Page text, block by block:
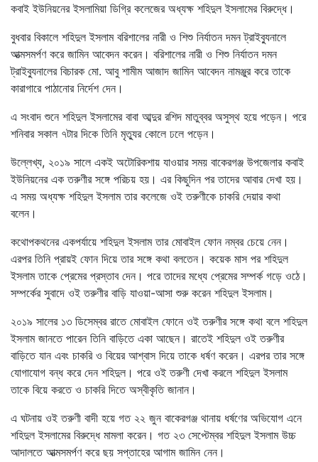
কবাই ইউনিয়নের ইসলামিয়া ডিগ্রি কলেজের অধ্যক্ষ শহিদুল ইসলামের বিরুদ্ধে।
বুধবার বিকালে শহিদুল ইসলাম বরিশালের নারী ও শিশু নির্যাতন দমন ট্রাইব্যুনালে
আত্মসমর্পণ করে জামিন আবেদন করেন। বরিশালের নারী ও শিশু নির্যাতন দমন
ট্রাইব্যুনালের বিচারক মো. আবু শামীম আজাদ জামিন আবেদন নামঞ্জুর করে তাকে
কারাগারে পাঠানোর নির্দেশ দেন।
এ সংবাদ শুনে শহিদুল ইসলামের বাবা আব্দুর রশিদ মাতুব্বর অসুস্থ হয়ে পড়েন। পরে
শনিবার সকাল ৭টার দিকে তিনি মৃত্যুর কোলে ঢলে পড়েন।
উল্লেখ্য, ২০১৯ সালে একই অটোরিকশায় যাওয়ার সময় বাকেরগঞ্জ উপজেলার কবাই
ইউনিয়নের এক তরুণীর সঙ্গে পরিচয় হয়। এর কিছুদিন পর তাদের আবার দেখা হয়।
এ সময় অধ্যক্ষ শহিদুল ইসলাম তার কলেজে ওই তরুণীকে চাকরি দেয়ার কথা
বলেন।
কথোপকথনের একপর্যায়ে শহিদুল ইসলাম তার মোবাইল ফোন নম্বর চেয়ে নেন।
এরপর তিনি প্রায়ই ফোন দিয়ে তার সঙ্গে কথা বলতেন। কয়েক মাস পর শহিদুল
ইসলাম তাকে প্রেমের প্রস্তাব দেন। পরে তাদের মধ্যে প্রেমের সম্পর্ক গড়ে ওঠে।
সম্পর্কের সুবাদে ওই তরুণীর বাড়ি যাওয়া-আসা শুরু করেন শহিদুল ইসলাম।
২০১৯ সালের ১৩ ডিসেম্বর রাতে মোবাইল ফোনে ওই তরুণীর সঙ্গে কথা বলে শহিদুল
ইসলাম জানতে পারেন তিনি বাড়িতে একা আছেন। রাতেই শহিদুল ওই তরুণীর
বাড়িতে যান এবং চাকরি ও বিয়ের আশ্বাস দিয়ে তাকে ধর্ষণ করেন। এরপর তার সঙ্গে
যোগাযোগ বন্ধ করে দেন শহিদুল। পরে ওই তরুণী দেখা করলে শহিদুল ইসলাম
তাকে বিয়ে করতে ও চাকরি দিতে অস্বীকৃতি জানান।
এ ঘটনায় ওই তরুণী বাদী হয়ে গত ২২ জুন বাকেরগঞ্জ থানায় ধর্ষণের অভিযোগ এনে
শহিদুল ইসলামের বিরুদ্ধে মামলা করেন। গত ২৩ সেপ্টেম্বর শহিদুল ইসলাম উচ্চ
আদালতে আত্মসমর্পণ করে ছয় সপ্তাহের আগাম জামিন নেন।